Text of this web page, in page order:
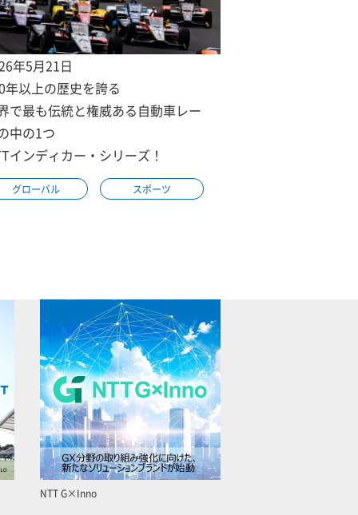
年5月21日
年以上の歴史を誇る
で最も伝統と権威ある自動車レー
中の1つ
インディカー・シリーズ！
グローバル スポーツ
NTT G×Inno